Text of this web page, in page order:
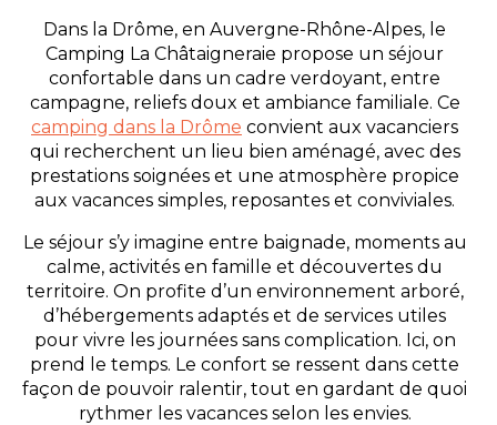
Dans la Drôme, en Auvergne-Rhône-Alpes, le
Camping La Châtaigneraie propose un séjour
confortable dans un cadre verdoyant, entre
campagne, reliefs doux et ambiance familiale. Ce
camping dans la Drôme convient aux vacanciers
qui recherchent un lieu bien aménagé, avec des
prestations soignées et une atmosphère propice
aux vacances simples, reposantes et conviviales.
Le séjour s’y imagine entre baignade, moments au
calme, activités en famille et découvertes du
territoire. On profite d’un environnement arboré,
d’hébergements adaptés et de services utiles
pour vivre les journées sans complication. Ici, on
prend le temps. Le confort se ressent dans cette
façon de pouvoir ralentir, tout en gardant de quoi
rythmer les vacances selon les envies.